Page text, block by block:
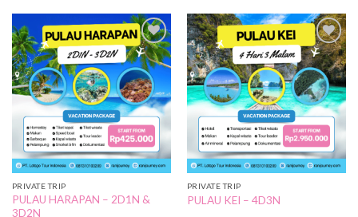
Add to
Wishlist
PRIVATE TRIP
PULAU HARAPAN – 2D1N &
3D2N
Add to
Wishlist
PRIVATE TRIP
PULAU KEI – 4D3N